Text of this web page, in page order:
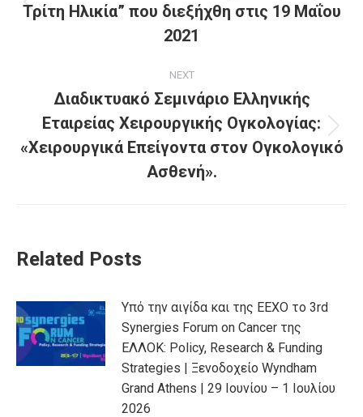
Τρίτη Ηλικία” που διεξήχθη στις 19 Μαΐου
2021
NEXT
Διαδικτυακό Σεμινάριο Ελληνικής
Εταιρείας Χειρουργικής Ογκολογίας:
«Χειρουργικά Επείγοντα στον Ογκολογικό
Ασθενή».
Related Posts
Υπό την αιγίδα και της ΕΕΧΟ το 3rd
Synergies Forum on Cancer της
ΕΛΛΟΚ: Policy, Research & Funding
Strategies | Ξενοδοχείο Wyndham
Grand Athens | 29 Ιουνίου – 1 Ιουλίου
2026